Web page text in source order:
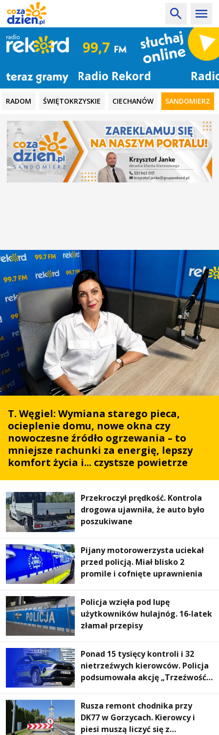
Radio Rekord
RADOM ŚWIĘTOKRZYSKIE CIECHANÓW SANDOMIERZ
T. Węgiel: Wymiana starego pieca,
ocieplenie domu, nowe okna czy
nowoczesne źródło ogrzewania – to
mniejsze rachunki za energię, lepszy
komfort życia i... czystsze powietrze
Przekroczył prędkość. Kontrola
drogowa ujawniła, że auto było
poszukiwane
Pijany motorowerzysta uciekał
przed policją. Miał blisko 2
promile i cofnięte uprawnienia
Policja wzięła pod lupę
użytkowników hulajnóg. 16-latek
złamał przepisy
Ponad 15 tysięcy kontroli i 32
nietrzeźwych kierowców. Policja
podsumowała akcję „Trzeźwość”
Rusza remont chodnika przy
DK77 w Gorzycach. Kierowcy i
piesi muszą liczyć się z